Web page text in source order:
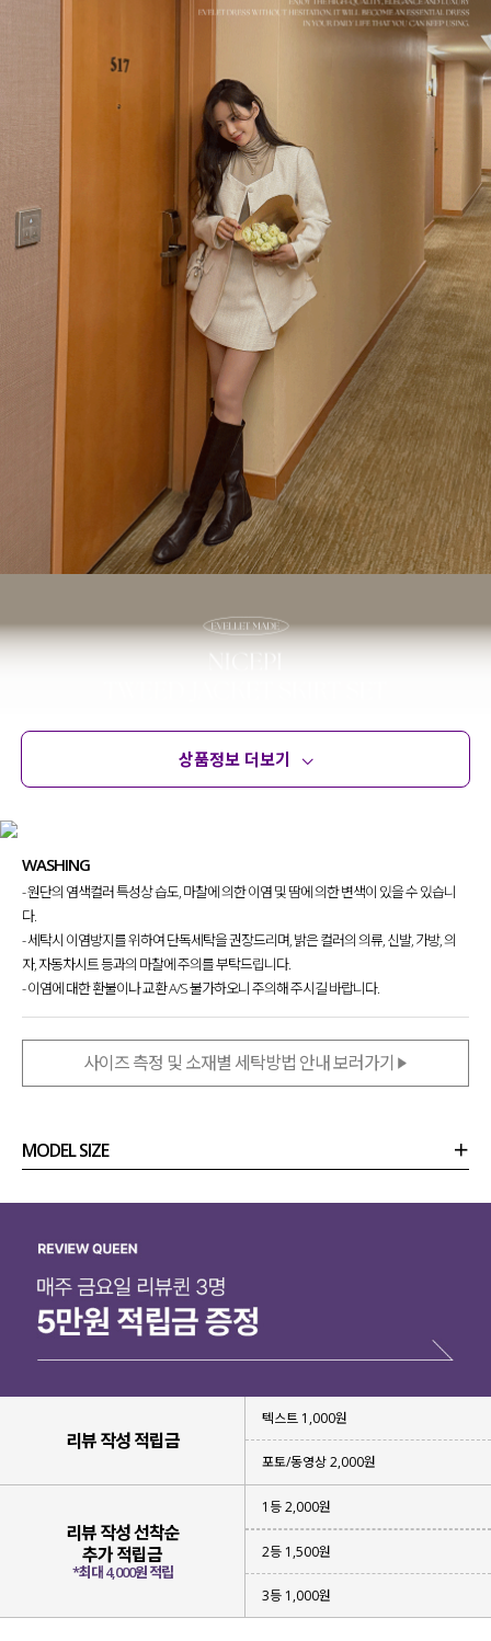
상품정보 더보기
WASHING
- 원단의 염색컬러 특성상 습도, 마찰에 의한 이염 및 땀에 의한 변색이 있을 수 있습니
다.
- 세탁시 이염방지를 위하여 단독세탁을 권장드리며, 밝은 컬러의 의류, 신발, 가방, 의
자, 자동차시트 등과의 마찰에 주의를 부탁드립니다.
- 이염에 대한 환불이나 교환 A/S 불가하오니 주의해 주시길 바랍니다.
사이즈 측정 및 소재별 세탁방법 안내 보러가기
MODEL SIZE
리뷰 작성 적립금
텍스트 1,000원
포토/동영상 2,000원
리뷰 작성 선착순
추가 적립금
*최대 4,000원 적립
1등 2,000원
2등 1,500원
3등 1,000원